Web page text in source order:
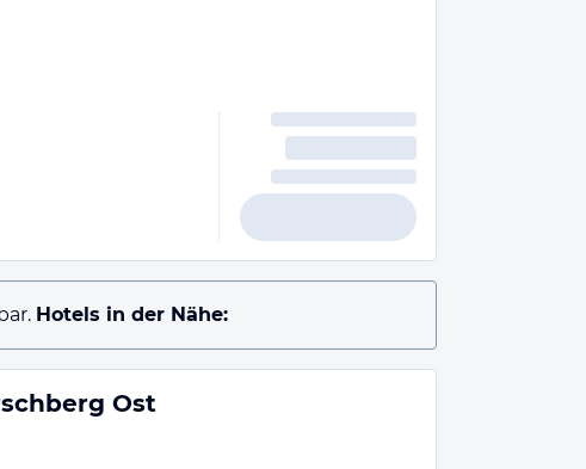
Hotels in der Nähe:
Ost